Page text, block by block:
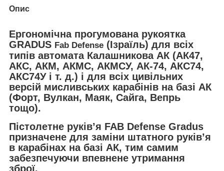
Опис
Ергономічна прогумована рукоятка
GRADUS Fab Defense (Ізраїль) для всіх
типів автомата Калашникова АК (АК47,
АКС, АКМ, АКМС, АКМСУ, АК-74, АКС74,
АКС74У і т. д.) і для всіх цивільних
версій мисливських карабінів на базі АК
(Форт, Вулкан, Маяк, Сайга, Вепрь
тощо).
Пістолетне руків’я FAB Defense Gradus
призначене для заміни штатного руків’я
в карабінах на базі АК, тим самим
забезпечуючи впевнене утримання
зброї.